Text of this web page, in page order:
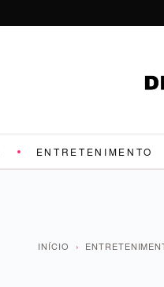
ENTRETENIMENTO
INÍCIO ›